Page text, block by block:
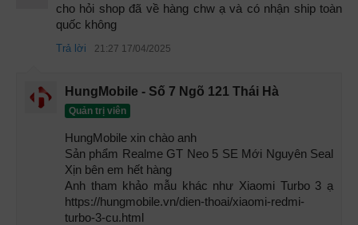
Đánh giá hiệu năng Realme GT Neo 5 SE
Về thiết kế thì Gt Neo 5 SE khá giống với bản GT Neo 5, tuy
cho hỏi shop đã về hàng chw ạ và có nhận ship toàn
quốc không
Trả lời 21:27 17/04/2025
HungMobile - Số 7 Ngõ 121 Thái Hà
Quản trị viên
HungMobile xin chào anh
Sản phẩm Realme GT Neo 5 SE Mới Nguyên Seal
Xịn bên em hết hàng
Anh tham khảo mẫu khác như Xiaomi Turbo 3 ạ
https://hungmobile.vn/dien-thoai/xiaomi-redmi-
turbo-3-cu.html